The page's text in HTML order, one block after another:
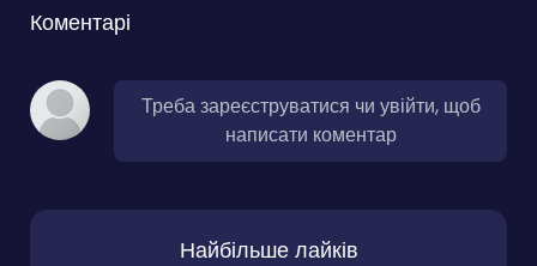
Коментарі
Треба зареєструватися чи увійти, щоб
написати коментар
Найбільше лайків